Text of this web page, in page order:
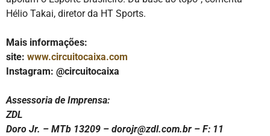
Hélio Takai, diretor da HT Sports.
Mais informações:
site: www.circuitocaixa.com
Instagram: @circuitocaixa
Assessoria de Imprensa:
ZDL
Doro Jr. – MTb 13209 – dorojr@zdl.com.br – F: 11